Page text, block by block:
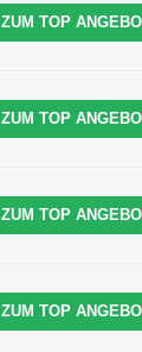
ZUM TOP
ZUM TOP
ZUM TOP
ZUM TOP